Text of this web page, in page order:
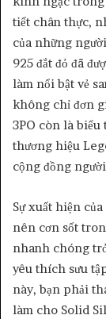
tiết chân thực,
của những
925 đắt đỏ đã
làm nổi bật vẻ
không chỉ đơn
3PO còn là biểu
thương hiệu
cộng đồng
Sự xuất hiện
nên cơn sốt
nhanh chóng
yêu thích sưu
này, bạn phải
làm cho Solid